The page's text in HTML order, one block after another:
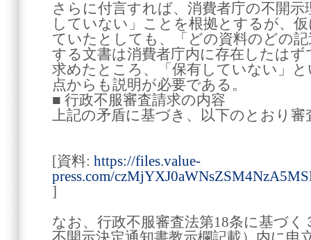
さらに付言すれば、消費者庁の不開
していない」ことを根拠とするが、
ていたとしても、「どの資料のどの
する文書は消費者庁内に存在したは
求めたところ、「保有していない」
点からも説明が必要である。
■ 行政不服審査請求の内容
上記の矛盾に基づき、以下のとおり
[資料: https://files.value-
press.com/
]
なお、行政不服審査法第18条に基づく